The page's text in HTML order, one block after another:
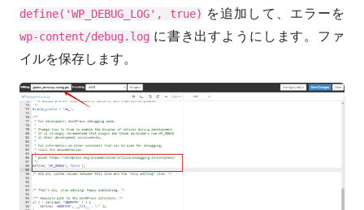
define('WP_DEBUG_LOG', true) を追加して、エラーを
wp-content/debug.log に書き出すようにします。ファ
イルを保存します。